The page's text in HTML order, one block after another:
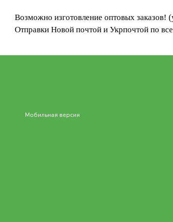
Возможно изготовление оптовых заказов!
Отправки Новой почтой и Укрпочтой по
Мобильная версия